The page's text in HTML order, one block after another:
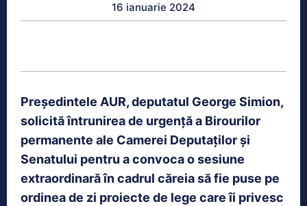
16 ianuarie 2024
Preşedintele AUR, deputatul George Simion,
solicită întrunirea de urgenţă a Birourilor
permanente ale Camerei Deputaţilor şi
Senatului pentru a convoca o sesiune
extraordinară în cadrul căreia să fie puse pe
ordinea de zi proiecte de lege care îi privesc